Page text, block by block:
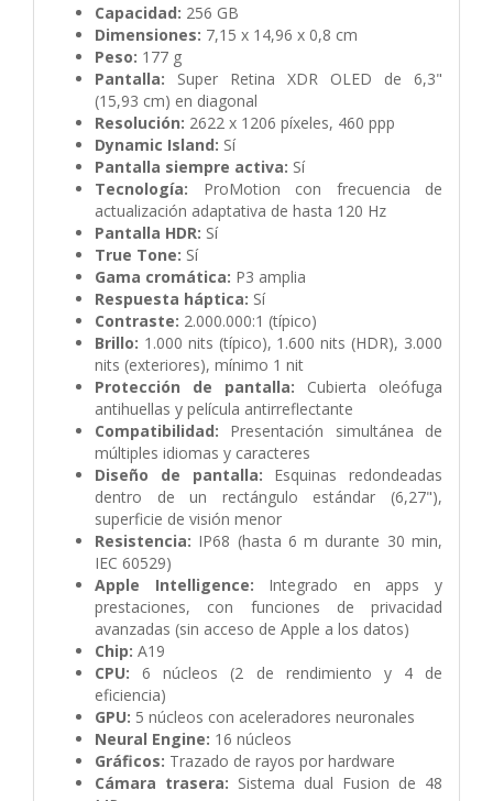
Capacidad: 256 GB
Dimensiones: 7,15 x 14,96 x 0,8 cm
Peso: 177 g
Pantalla: Super Retina XDR OLED de 6,3"
(15,93 cm) en diagonal
Resolución: 2622 x 1206 píxeles, 460 ppp
Dynamic Island: Sí
Pantalla siempre activa: Sí
Tecnología: ProMotion con frecuencia de
actualización adaptativa de hasta 120 Hz
Pantalla HDR: Sí
True Tone: Sí
Gama cromática: P3 amplia
Respuesta háptica: Sí
Contraste: 2.000.000:1 (típico)
Brillo: 1.000 nits (típico), 1.600 nits (HDR), 3.000
nits (exteriores), mínimo 1 nit
Protección de pantalla: Cubierta oleófuga
antihuellas y película antirreflectante
Compatibilidad: Presentación simultánea de
múltiples idiomas y caracteres
Diseño de pantalla: Esquinas redondeadas
dentro de un rectángulo estándar (6,27"),
superficie de visión menor
Resistencia: IP68 (hasta 6 m durante 30 min,
IEC 60529)
Apple Intelligence: Integrado en apps y
prestaciones, con funciones de privacidad
avanzadas (sin acceso de Apple a los datos)
Chip: A19
CPU: 6 núcleos (2 de rendimiento y 4 de
eficiencia)
GPU: 5 núcleos con aceleradores neuronales
Neural Engine: 16 núcleos
Gráficos: Trazado de rayos por hardware
Cámara trasera: Sistema dual Fusion de 48